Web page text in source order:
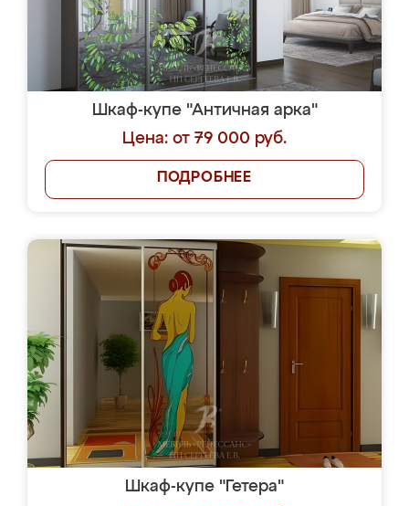
Шкаф-купе "Античная арка"
Цена: от 79 000 руб.
ПОДРОБНЕЕ
Шкаф-купе "Гетера"